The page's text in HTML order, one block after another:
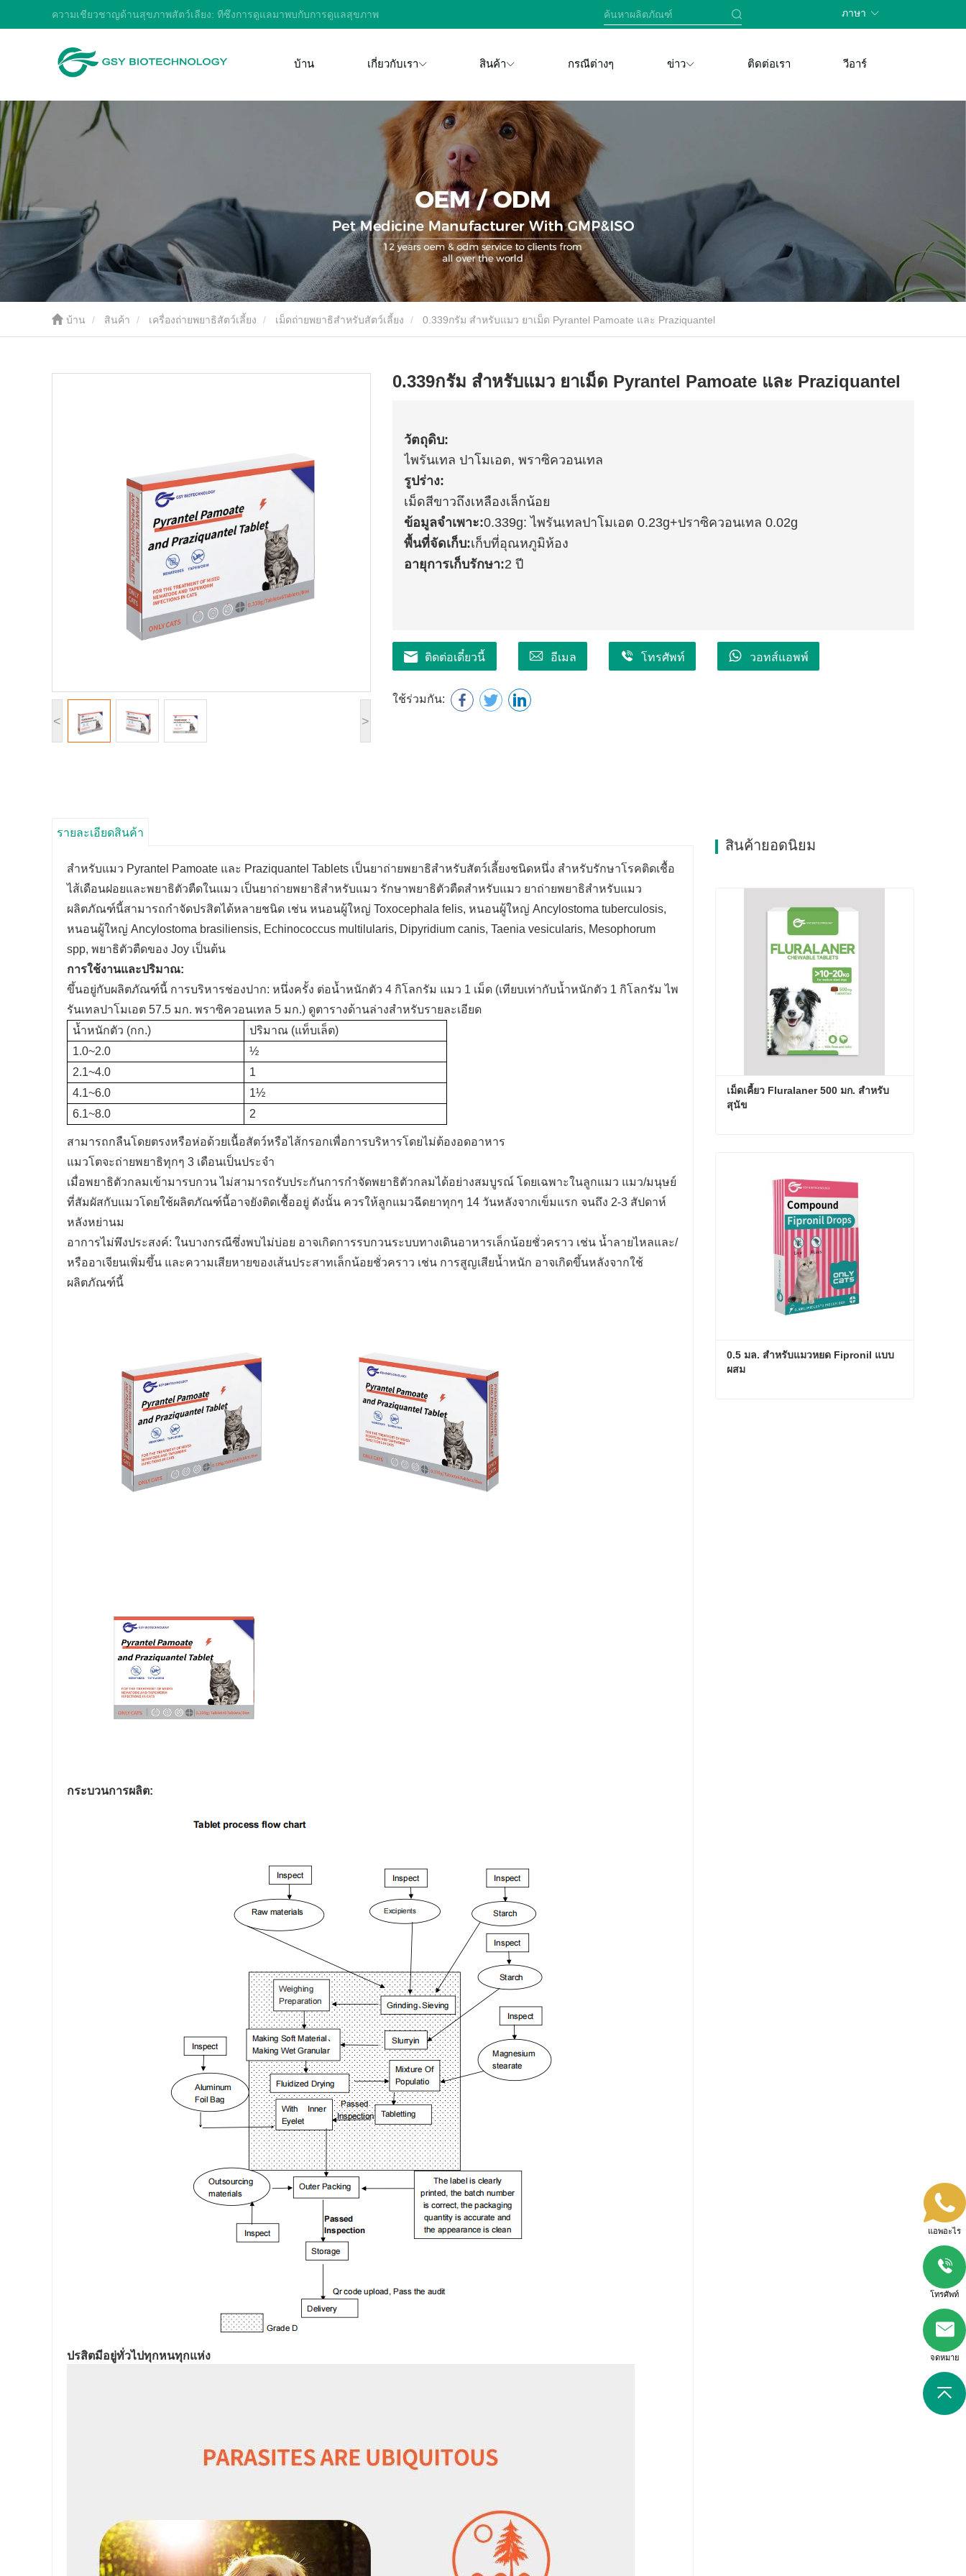
ความเชี่ยวชาญด้านสุขภาพสัตว์เลี้ยง: ที่ซึ่งการดูแลมาพบกับการดูแลสุขภาพ ภาษา
บ้าน เกี่ยวกับเรา สินค้า กรณีต่างๆ ข่าว ติดต่อเรา วีอาร์
บ้าน สินค้า เครื่องถ่ายพยาธิสัตว์เลี้ยง เม็ดถ่ายพยาธิสำหรับสัตว์เลี้ยง 0.339กรัม สำหรับแมว ยาเม็ด Pyrantel Pamoate และ Praziquantel
< >
0.339กรัม สำหรับแมว ยาเม็ด Pyrantel Pamoate และ Praziquantel
วัตถุดิบ:
ไพรันเทล ปาโมเอต, พราซิควอนเทล
รูปร่าง:
เม็ดสีขาวถึงเหลืองเล็กน้อย
ข้อมูลจำเพาะ:0.339g: ไพรันเทลปาโมเอต 0.23g+ปราซิควอนเทล 0.02g
พื้นที่จัดเก็บ:เก็บที่อุณหภูมิห้อง
อายุการเก็บรักษา:2 ปี
ติดต่อเดี๋ยวนี้ อีเมล โทรศัพท์ วอทส์แอพพ์
ใช้ร่วมกัน:
รายละเอียดสินค้า
สำหรับแมว Pyrantel Pamoate และ Praziquantel Tablets เป็นยาถ่ายพยาธิสำหรับสัตว์เลี้ยงชนิดหนึ่ง สำหรับรักษาโรคติดเชื้อ
ไส้เดือนฝอยและพยาธิตัวตืดในแมว เป็นยาถ่ายพยาธิสำหรับแมว รักษาพยาธิตัวตืดสำหรับแมว ยาถ่ายพยาธิสำหรับแมว
ผลิตภัณฑ์นี้สามารถกำจัดปรสิตได้หลายชนิด เช่น หนอนผู้ใหญ่ Toxocephala felis, หนอนผู้ใหญ่ Ancylostoma tuberculosis,
หนอนผู้ใหญ่ Ancylostoma brasiliensis, Echinococcus multilularis, Dipyridium canis, Taenia vesicularis, Mesophorum
spp, พยาธิตัวตืดของ Joy เป็นต้น
การใช้งานและปริมาณ:
ขึ้นอยู่กับผลิตภัณฑ์นี้ การบริหารช่องปาก: หนึ่งครั้ง ต่อน้ำหนักตัว 4 กิโลกรัม แมว 1 เม็ด (เทียบเท่ากับน้ำหนักตัว 1 กิโลกรัม ไพ
รันเทลปาโมเอต 57.5 มก. พราซิควอนเทล 5 มก.) ดูตารางด้านล่างสำหรับรายละเอียด
น้ำหนักตัว (กก.)
ปริมาณ (แท็บเล็ต)
1.0~2.0
½
2.1~4.0
1
4.1~6.0
1½
6.1~8.0
2
สามารถกลืนโดยตรงหรือห่อด้วยเนื้อสัตว์หรือไส้กรอกเพื่อการบริหารโดยไม่ต้องอดอาหาร
แมวโตจะถ่ายพยาธิทุกๆ 3 เดือนเป็นประจำ
เมื่อพยาธิตัวกลมเข้ามารบกวน ไม่สามารถรับประกันการกำจัดพยาธิตัวกลมได้อย่างสมบูรณ์ โดยเฉพาะในลูกแมว แมว/มนุษย์
ที่สัมผัสกับแมวโดยใช้ผลิตภัณฑ์นี้อาจยังติดเชื้ออยู่ ดังนั้น ควรให้ลูกแมวฉีดยาทุกๆ 14 วันหลังจากเข็มแรก จนถึง 2-3 สัปดาห์
หลังหย่านม
อาการไม่พึงประสงค์: ในบางกรณีซึ่งพบไม่บ่อย อาจเกิดการรบกวนระบบทางเดินอาหารเล็กน้อยชั่วคราว เช่น น้ำลายไหลและ/
หรืออาเจียนเพิ่มขึ้น และความเสียหายของเส้นประสาทเล็กน้อยชั่วคราว เช่น การสูญเสียน้ำหนัก อาจเกิดขึ้นหลังจากใช้
ผลิตภัณฑ์นี้
กระบวนการผลิต:
ปรสิตมีอยู่ทั่วไปทุกหนทุกแห่ง
สินค้ายอดนิยม
เม็ดเคี้ยว Fluralaner 500 มก. สำหรับ
สุนัข
ติดต่อเดี๋ยวนี้
0.5 มล. สำหรับแมวหยด Fipronil แบบ
ผสม
แอพอะไร
โทรศัพท์
จดหมาย